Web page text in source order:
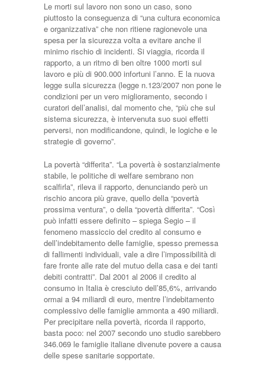
Le morti sul lavoro non sono un caso, sono
piuttosto la conseguenza di “una cultura economica
e organizzativa” che non ritiene ragionevole una
spesa per la sicurezza volta a evitare anche il
minimo rischio di incidenti. Si viaggia, ricorda il
rapporto, a un ritmo di ben oltre 1000 morti sul
lavoro e più di 900.000 infortuni l’anno. E la nuova
legge sulla sicurezza (legge n.123/2007 non pone le
condizioni per un vero miglioramento, secondo i
curatori dell’analisi, dal momento che, “più che sul
sistema sicurezza, è intervenuta suo suoi effetti
perversi, non modificandone, quindi, le logiche e le
strategie di governo”.
La povertà “differita”. “La povertà è sostanzialmente
stabile, le politiche di welfare sembrano non
scalfirla”, rileva il rapporto, denunciando però un
rischio ancora più grave, quello della “povertà
prossima ventura”, o della “povertà differita”. “Così
può infatti essere definito – spiega Segio – il
fenomeno massiccio del credito al consumo e
dell’indebitamento delle famiglie, spesso premessa
di fallimenti individuali, vale a dire l’impossibilità di
fare fronte alle rate del mutuo della casa e dei tanti
debiti contratti”. Dal 2001 al 2006 il credito al
consumo in Italia è cresciuto dell’85,6%, arrivando
ormai a 94 miliardi di euro, mentre l’indebitamento
complessivo delle famiglie ammonta a 490 miliardi.
Per precipitare nella povertà, ricorda il rapporto,
basta poco: nel 2007 secondo uno studio sarebbero
346.069 le famiglie italiane divenute povere a causa
delle spese sanitarie sopportate.